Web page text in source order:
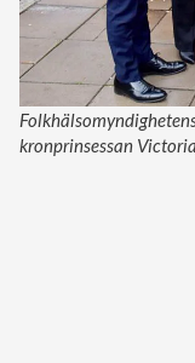
kronprinsessan